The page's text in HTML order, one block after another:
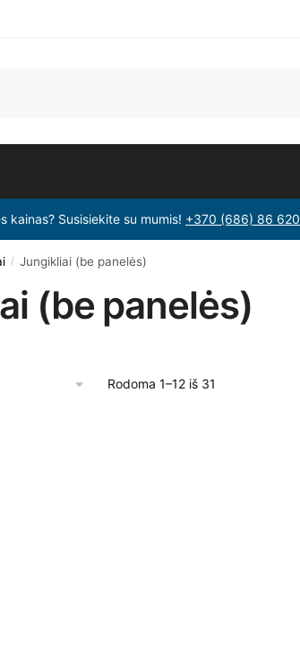
kainas? Susisiekite su mumis! +370 (686) 86 620
/ Jungikliai (be panelės)
(be panelės)
Rodoma 1–12 iš 31